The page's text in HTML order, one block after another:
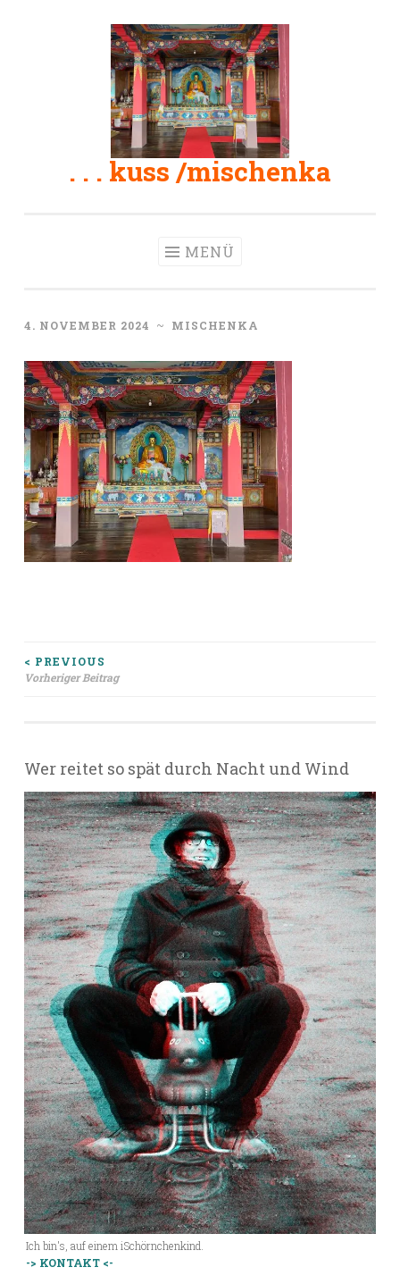
. . . kuss /mischenka
MENÜ
4. NOVEMBER 2024 ~ MISCHENKA
Beitragsnavigation
< PREVIOUS
Vorheriger Beitrag
Wer reitet so spät durch Nacht und Wind
Ich bin's, auf einem iSchörnchenkind.
-> KONTAKT <-